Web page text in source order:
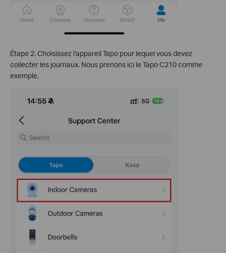
Étape 2. Choisissez l'appareil Tapo pour lequel vous devez
collecter les journaux. Nous prenons ici le Tapo C210 comme
exemple.